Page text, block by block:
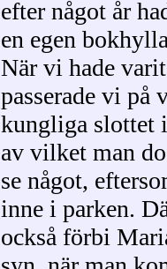
efter något år
en egen
När vi hade
passerade vi på
kungliga slottet
av vilket man
se något,
inne i parken.
också förbi